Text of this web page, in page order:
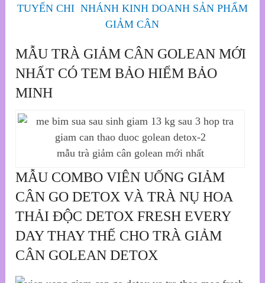
TUYỂN CHI NHÁNH KINH DOANH SẢN PHẨM
GIẢM CÂN
MẪU TRÀ GIẢM CÂN GOLEAN MỚI
NHẤT CÓ TEM BẢO HIỂM BẢO
MINH
mẫu trà giảm cân golean mới nhất
MẪU COMBO VIÊN UỐNG GIẢM
CÂN GO DETOX VÀ TRÀ NỤ HOA
THẢI ĐỘC DETOX FRESH EVERY
DAY THAY THẾ CHO TRÀ GIẢM
CÂN GOLEAN DETOX